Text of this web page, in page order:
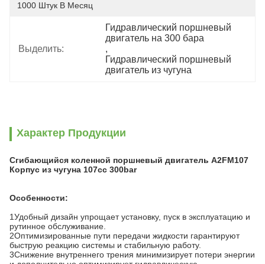
1000 Штук В Месяц
Выделить:
Гидравлический поршневый
двигатель на 300 бара
,
Гидравлический поршневый
двигатель из чугуна
Характер Продукции
Сгибающийся коленной поршневый двигатель A2FM107
Корпус из чугуна 107cc 300bar
Особенности:
1Удобный дизайн упрощает установку, пуск в эксплуатацию и
рутинное обслуживание.
2Оптимизированные пути передачи жидкости гарантируют
быструю реакцию системы и стабильную работу.
3Снижение внутреннего трения минимизирует потери энергии